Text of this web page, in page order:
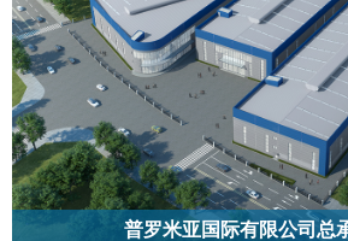
普罗米亚国际有限公司总